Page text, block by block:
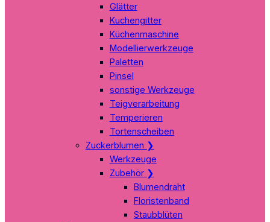
Glätter
Kuchengitter
Küchenmaschine
Modellierwerkzeuge
Paletten
Pinsel
sonstige Werkzeuge
Teigverarbeitung
Temperieren
Tortenscheiben
Zuckerblumen ❯
Werkzeuge
Zubehör ❯
Blumendraht
Floristenband
Staubblüten